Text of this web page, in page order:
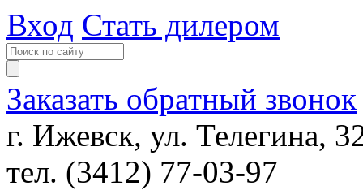
Вход Стать дилером
Заказать обратный звонок
г. Ижевск, ул. Телегина,
тел. (3412) 77-03-97